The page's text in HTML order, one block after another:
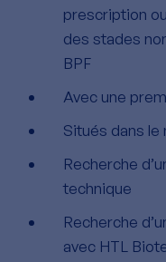
prescription
des stades
BPF
Avec une
Situés dans
Recherche
technique
Recherche
avec HTL